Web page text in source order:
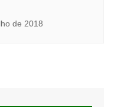
de 2018